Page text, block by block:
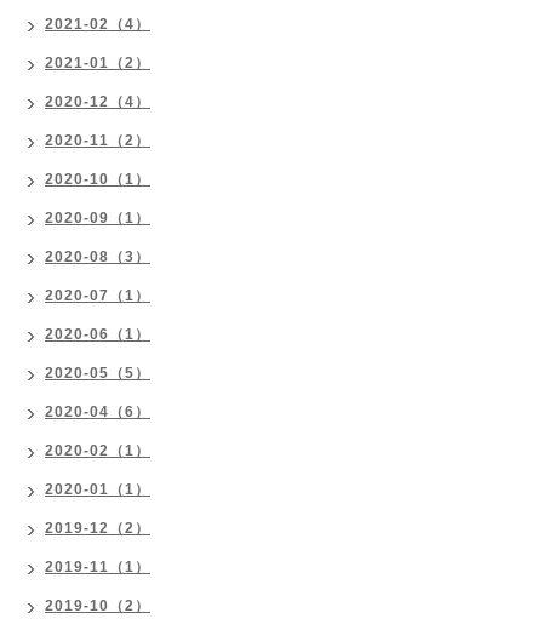
2021-02（4）
2021-01（2）
2020-12（4）
2020-11（2）
2020-10（1）
2020-09（1）
2020-08（3）
2020-07（1）
2020-06（1）
2020-05（5）
2020-04（6）
2020-02（1）
2020-01（1）
2019-12（2）
2019-11（1）
2019-10（2）